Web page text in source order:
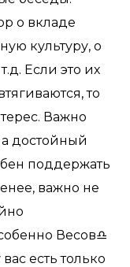
о вкладе
культуру, о
Если это их
то
Важно
а достойный
поддержать
важно не
Весов♎
есть только